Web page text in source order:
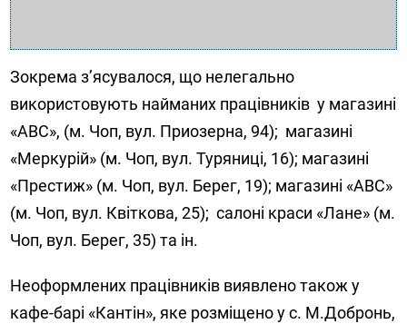
Зокрема з’ясувалося, що нелегально
використовують найманих працівників у магазині
«АВС», (м. Чоп, вул. Приозерна, 94); магазині
«Меркурій» (м. Чоп, вул. Туряниці, 16); магазині
«Престиж» (м. Чоп, вул. Берег, 19); магазині «АВС»
(м. Чоп, вул. Квіткова, 25); салоні краси «Лане» (м.
Чоп, вул. Берег, 35) та ін.
Неоформлених працівників виявлено також у
кафе-барі «Кантін», яке розміщено у с. М.Добронь,